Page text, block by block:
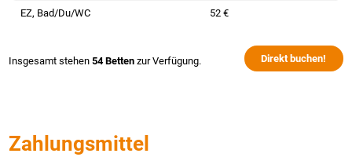
EZ, Bad/Du/WC 52 €
Insgesamt stehen54 Betten zur Verfügung. Direkt buchen!
Zahlungsmittel